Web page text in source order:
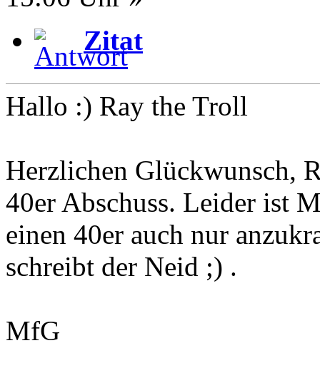
Zitat
Hallo :) Ray the Troll
Herzlichen Glückwunsch,
40er Abschuss. Leider ist
einen 40er auch nur
schreibt der Neid ;) .
MfG